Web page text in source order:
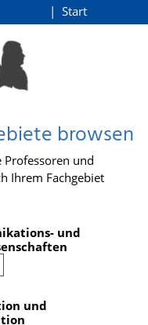
Start
browsen
Professoren und
Ihrem Fachgebiet
und
und